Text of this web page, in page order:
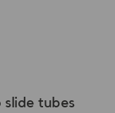
slide tubes